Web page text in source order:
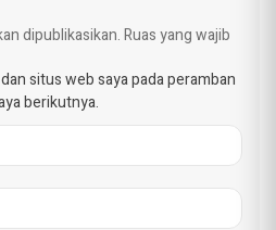
dipublikasikan.Ruas yang wajib
situs web saya pada peramban
berikutnya.